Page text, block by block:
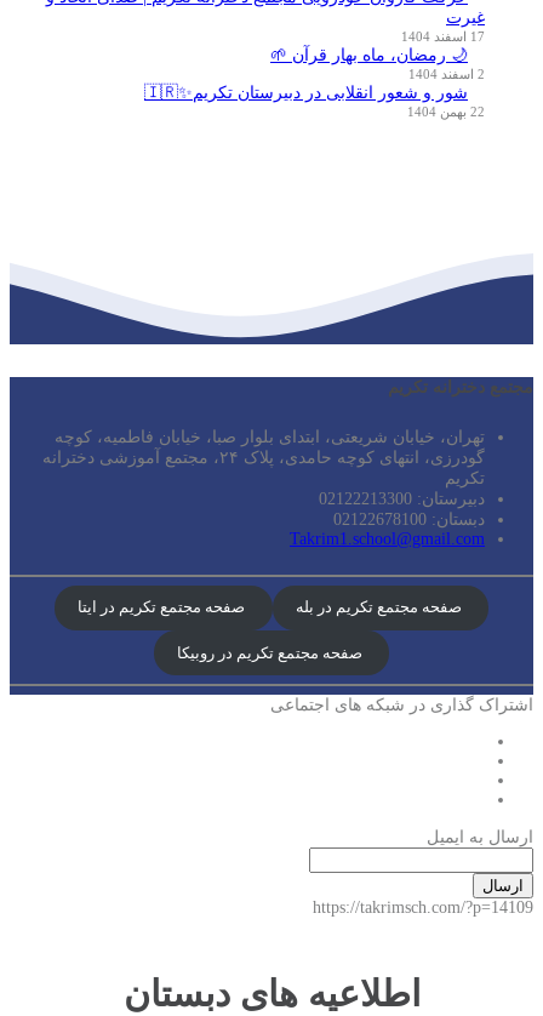
غیرت
17 اسفند 1404
🌙 رمضان، ماه بهار قرآن 🌱
2 اسفند 1404
شور و شعور انقلابی در دبیرستان تکریم✨🇮🇷
22 بهمن 1404
مجتمع دخترانه تکریم
تهران، خیابان شریعتی، ابتدای بلوار صبا، خیابان فاطمیه، کوچه
گودرزی، انتهای کوچه حامدی، پلاک ۲۴، مجتمع آموزشی دخترانه
تکریم
دبیرستان: 02122213300
دبستان: 02122678100
Takrim1.school@gmail.com
صفحه مجتمع تکریم در بله صفحه مجتمع تکریم در ایتا
صفحه مجتمع تکریم در روبیکا
اشتراک گذاری در شبکه های اجتماعی
ارسال به ایمیل
ارسال
https://takrimsch.com/?p=14109
اطلاعیه های دبستان